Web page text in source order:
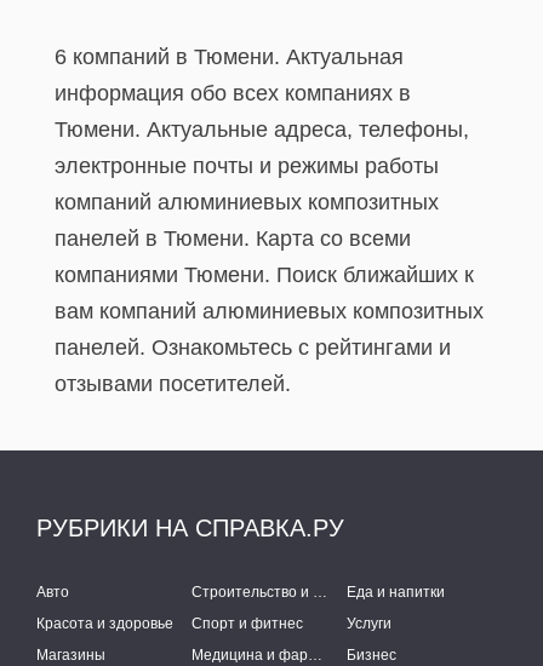
6 компаний в Тюмени. Актуальная
информация обо всех компаниях в
Тюмени. Актуальные адреса, телефоны,
электронные почты и режимы работы
компаний алюминиевых композитных
панелей в Тюмени. Карта со всеми
компаниями Тюмени. Поиск ближайших к
вам компаний алюминиевых композитных
панелей. Ознакомьтесь с рейтингами и
отзывами посетителей.
РУБРИКИ НА СПРАВКА.РУ
Авто Строительство и ремонт
Еда и напитки
Красота и здоровье
Спорт и фитнес
Услуги
Магазины
Медицина и фармацевтика Бизнес